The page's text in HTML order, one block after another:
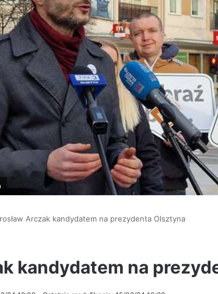
Arczak kandydatem na prezydenta Olsztyna
kandydatem na